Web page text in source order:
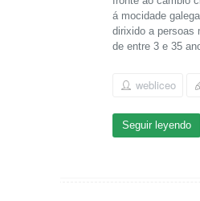
á mocidade
dirixido a persoas
de entre 3 e 35
webliceo
Seguir leyendo